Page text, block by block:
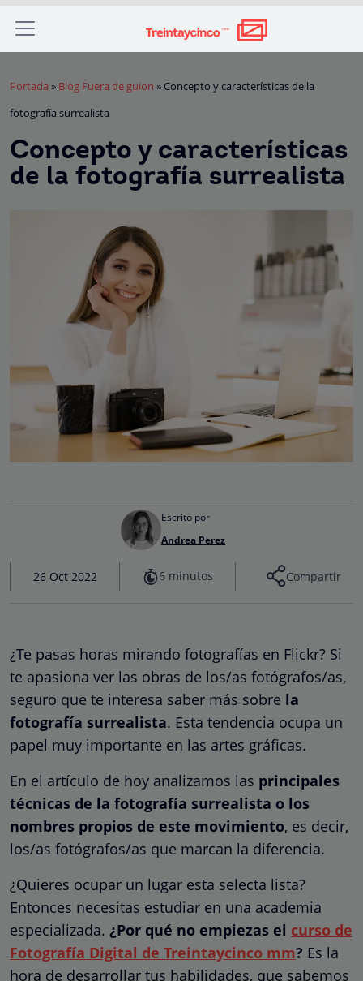
Portada » Blog Fuera de guion » Concepto y características de la
fotografía surrealista
Concepto y características
de la fotografía surrealista
Escrito por
Andrea Perez
26 Oct 2022 6 minutos Compartir
¿Te pasas horas mirando fotografías en Flickr? Si
te apasiona ver las obras de los/as fotógrafos/as,
seguro que te interesa saber más sobre la
fotografía surrealista. Esta tendencia ocupa un
papel muy importante en las artes gráficas.
En el artículo de hoy analizamos las principales
técnicas de la fotografía surrealista o los
nombres propios de este movimiento, es decir,
los/as fotógrafos/as que marcan la diferencia.
¿Quieres ocupar un lugar esta selecta lista?
Entonces necesitas estudiar en una academia
especializada. ¿Por qué no empiezas el curso de
Fotografía Digital de Treintaycinco mm? Es la
hora de desarrollar tus habilidades, que sabemos